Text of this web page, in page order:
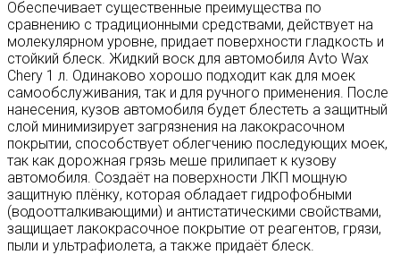
и
защищает
ЛКП.
Отталкивает
грязь
и
воду.
Аромат
вишни.
Обеспечивает существенные преимущества по
сравнению с традиционными средствами, действует на
молекулярном уровне, придает поверхности гладкость и
стойкий блеск. Жидкий воск для автомобиля Avto Wax
Chery 1 л. Одинаково хорошо подходит как для моек
самообслуживания, так и для ручного применения. После
нанесения, кузов автомобиля будет блестеть а защитный
слой минимизирует загрязнения на лакокрасочном
покрытии, способствует облегчению последующих моек,
так как дорожная грязь меше прилипает к кузову
автомобиля. Создаёт на поверхности ЛКП мощную
защитную плёнку, которая обладает гидрофобными
(водоотталкивающими) и антистатическими свойствами,
защищает лакокрасочное покрытие от реагентов, грязи,
пыли и ультрафиолета, а также придаёт блеск.